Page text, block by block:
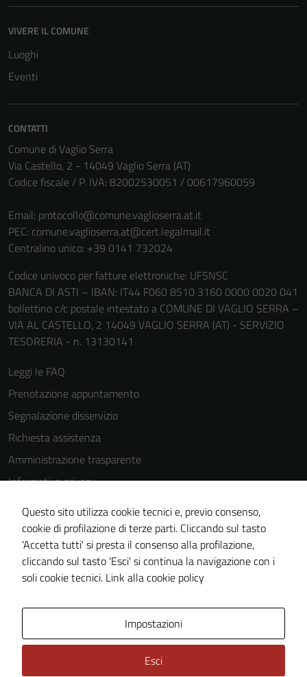
VIVERE IL COMUNE
Luoghi
Eventi
CONTATTI
Comune di Vaglio Serra
Via Castello, 2 - 14049 Vaglio Serra (AT)
Codice fiscale / P. IVA: 82002530051 / 00617960059
Email: protocollo@comune.vaglioserra.at.it
PEC: comune.vaglioserra.at@cert.legalmail.it
Centralino unico: +39 0141 732024
Codice univoco per fatture elettroniche: UF5NSC
BANCA DI ASTI – IBAN: IT44 F060 8510 3160 0000 0020 041
bollettino c/c postale intestato a COMUNE DI VAGLIO SERRA –
VIA AL CASTELLO, 2 14049 VAGLIO SERRA (AT) - SERVIZIO
TESORERIA - n. 13130141
Leggi le FAQ
Prenotazione appuntamento
Segnalazione disservizio
Richiesta assistenza
Amministrazione trasparente
Informativa privacy
Cookie Policy
Note legali
Dichiarazione di accessibilità
Piano di miglioramento del sito
Questo sito utilizza cookie tecnici e, previo consenso,
cookie di profilazione di terze parti. Cliccando sul tasto
'Accetta tutti' si presta il consenso alla profilazione,
cliccando sul tasto 'Esci' si continua la navigazione con i
soli cookie tecnici. Link alla cookie policy
Impostazioni
Esci